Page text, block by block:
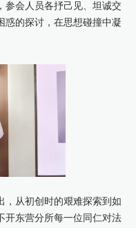
参会人员各抒己见、坦诚交
惑的探讨，在思想碰撞中凝
，从初创时的艰难探索到如
开东营分所每一位同仁对法